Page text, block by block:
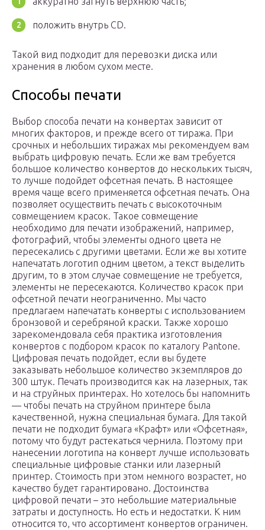
положить внутрь CD.
Такой вид подходит для перевозки диска или
хранения в любом сухом месте.
Способы печати
Выбор способа печати на конвертах зависит от
многих факторов, и прежде всего от тиража. При
срочных и небольших тиражах мы рекомендуем вам
выбрать цифровую печать. Если же вам требуется
большое количество конвертов до нескольких тысяч,
то лучше подойдет офсетная печать. В настоящее
время чаще всего применяется офсетная печать. Она
позволяет осуществить печать с высокоточным
совмещением красок. Такое совмещение
необходимо для печати изображений, например,
фотографий, чтобы элементы одного цвета не
пересекались с другими цветами. Если же вы хотите
напечатать логотип одним цветом, а текст выделить
другим, то в этом случае совмещение не требуется,
элементы не пересекаются. Количество красок при
офсетной печати неограниченно. Мы часто
предлагаем напечатать конверты с использованием
бронзовой и серебряной краски. Также хорошо
зарекомендовала себя практика изготовления
конвертов с подбором красок по каталогу Pantone.
Цифровая печать подойдет, если вы будете
заказывать небольшое количество экземпляров до
300 штук. Печать производится как на лазерных, так
и на струйных принтерах. Но хотелось бы напомнить
— чтобы печать на струйном принтере была
качественной, нужна специальная бумага. Для такой
печати не подходит бумага «Крафт» или «Офсетная»,
потому что будут растекаться чернила. Поэтому при
нанесении логотипа на конверт лучше использовать
специальные цифровые станки или лазерный
принтер. Стоимость при этом немного возрастет, но
качество будет гарантировано. Достоинства
цифровой печати – это небольшие материальные
затраты и доступность. Но есть и недостатки. К ним
относится то, что ассортимент конвертов ограничен.